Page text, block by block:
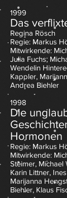
1999
Das
Regina Rösch
Regie: Markus
Mitwirkende:
Julia Fuchs,
Wendelin
Kappler,
Andrea Biehler
1998
Die
Hormonen
Regie: Markus
Mitwirkende:
Steimer, Michael
Karin Littner,
Marijanna
Biehler, Klaus